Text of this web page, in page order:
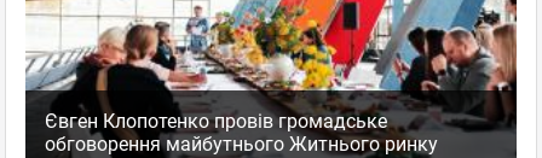
Євген Клопотенко провів громадське
обговорення майбутнього Житнього ринку